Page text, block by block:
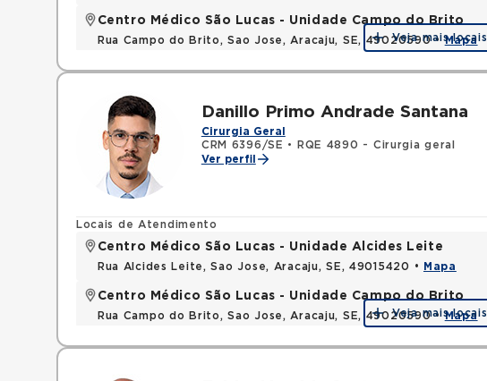
Centro Médico São Lucas - Unidade Campo do Brito
Rua Campo do Brito, Sao Jose, Aracaju, SE, 49020590 •Mapa
Veja mais locais
Danillo Primo Andrade Santana
Cirurgia Geral
CRM 6396/SE •
RQE 4890 - Cirurgia geral
Ver perfil
Locais de Atendimento
Centro Médico São Lucas - Unidade Alcides Leite
Rua Alcides Leite, Sao Jose, Aracaju, SE, 49015420 • Mapa
Centro Médico São Lucas - Unidade Campo do Brito
Rua Campo do Brito, Sao Jose, Aracaju, SE, 49020590 •Mapa
Veja mais locais